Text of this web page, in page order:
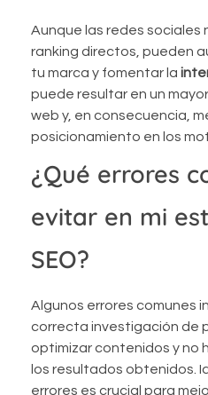
Aunque las redes sociales
ranking directos, pueden
tu marca y fomentar la
puede resultar en un
web y, en consecuencia,
posicionamiento en los
¿Qué errores
evitar en mi
SEO?
Algunos errores comunes
correcta investigación de
optimizar contenidos y no
los resultados obtenidos.
errores es crucial para